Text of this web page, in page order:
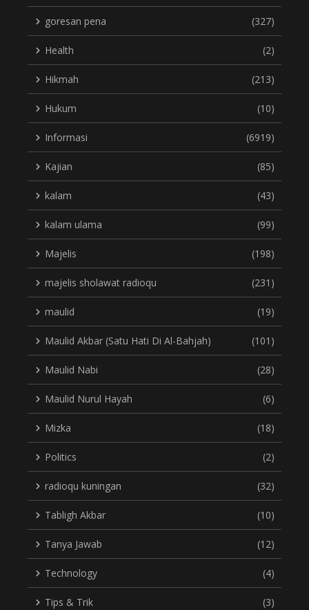
goresan pena (327)
Health (2)
Hikmah (213)
Hukum (10)
Informasi (6919)
Kajian (85)
kalam (43)
kalam ulama (99)
Majelis (198)
majelis sholawat radioqu (231)
maulid (19)
Maulid Akbar (Satu Hati Di Al-Bahjah) (101)
Maulid Nabi (28)
Maulid Nurul Hayah (6)
Mizka (18)
Politics (2)
radioqu kuningan (32)
Tabligh Akbar (10)
Tanya Jawab (12)
Technology (4)
Tips & Trik (3)